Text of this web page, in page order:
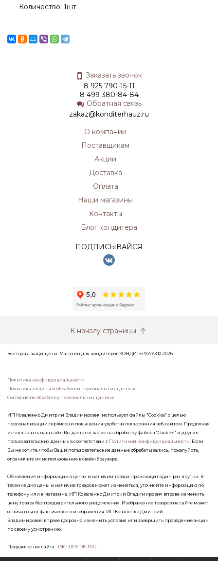
Количество: 1шт
Заказать звонок
8 925 790-15-11
8 499 380-84-84
Обратная связь
zakaz@konditerhauz.ru
О компании
Поставщикам
Акции
Доставка
Оплата
Наши магазины
Контакты
Блог кондитера
ПОДПИСЫВАЙСЯ
К началу страницы
Все права защищены. Магазин для кондитеров КОНДИТЕРХАУЗ © 2026
Политика конфиденциальности
Политика защиты и обработки персональных данных
Согласие на обработку персональных данных
ИП Коваленко Дмитрий Владимирович использует файлы "Cookies" с целью
персонализации сервисов и повышения удобства пользования веб-сайтом. Продолжая
использовать наш сайт, Вы даёте согласие на обработку файлов "Cookies" и других
пользовательских данных в соответствии с Политикой конфиденциальности . Если
Вы не хотите, чтобы Ваши пользовательские данные обрабатывались, пожалуйста,
ограничьте их использование в своём браузере.
Обновление информации о ценах и наличии товара происходит один раз в сутки. В
течение дня цены и наличие товаров может изменяться, уточняйте информацию по
телефону или в магазине. ИП Коваленко Дмитрий Владимирович вправе изменить
цену товара без предварительного уведомления. Изображение товаров на сайте может
отличаться от фактического изображения. ИП Коваленко Дмитрий
Владимирович вправе досрочно изменить условия или завершить проведение акции
по своему усмотрению.
Продвижение сайта - INCLUDE DIGITAL